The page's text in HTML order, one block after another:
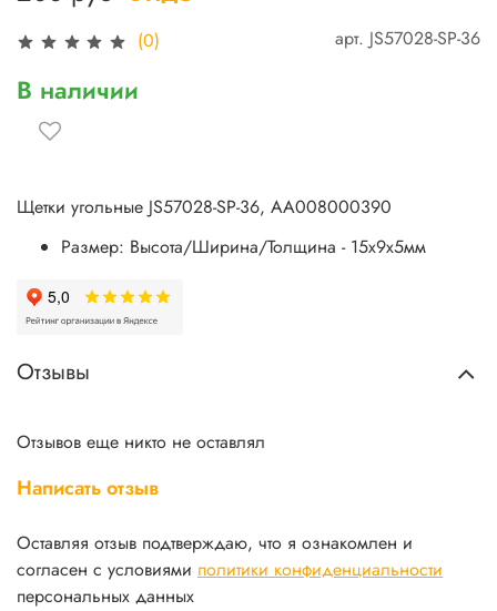
(0) арт. JS57028-SP-36
В наличии
Щетки угольные JS57028-SP-36, AA008000390
Размер: Высота/Ширина/Толщина - 15х9х5мм
Отзывы
Отзывов еще никто не оставлял
Написать отзыв
Оставляя отзыв подтверждаю, что я ознакомлен и
согласен с условиями политики конфиденциальности
персональных данных